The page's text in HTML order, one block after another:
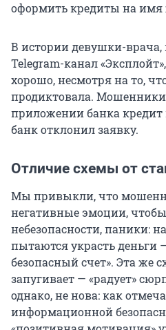
оформить кредиты на имя
В истории девушки-
Telegram-канал
хорошо, несмотря на то,
продиктовала.
приложении банка
банк отклонил заявку.
Отличие схемы от
Мы привыкли, что
негативные эмоции,
небезопасности, паники:
пытаются украсть деньги
безопасный счет». Эта же
запугивает — «радует»
однако, не нова: как
информационной